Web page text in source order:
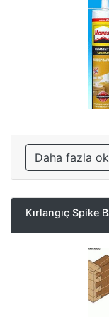
Daha fazla
Kırlangıç ​​Spike